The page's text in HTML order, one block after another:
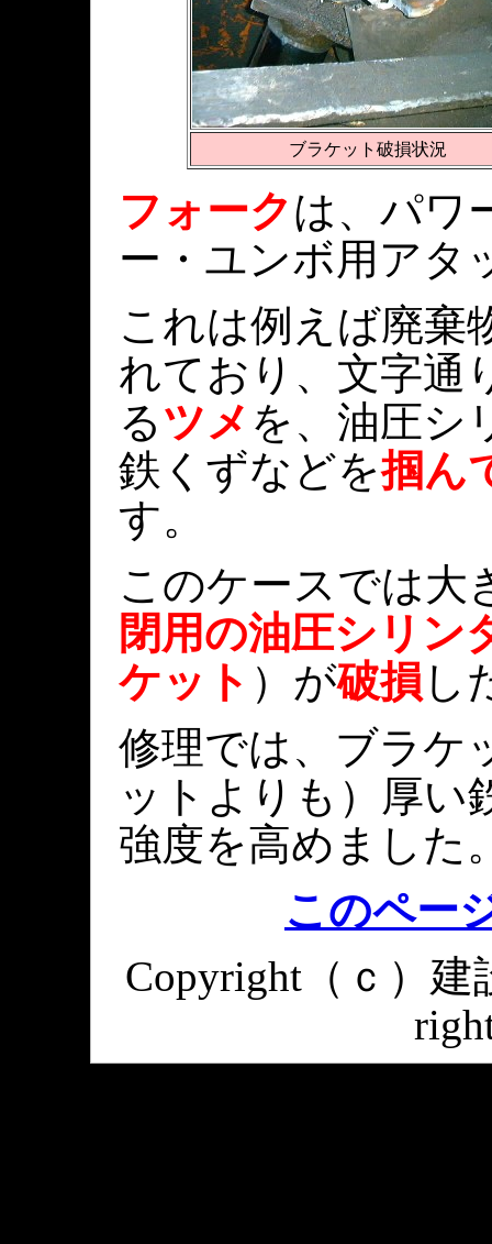
ブラケット破損状況
フォークは、パワ
ー・ユンボ用アタ
これは例えば廃棄
れており、文字通
るツメ を、油圧シ
鉄くずなどを掴ん
す。
このケースでは大
閉用の油圧シリン
ケット ）が破損 し
修理では、ブラケ
ットよりも）厚い
強度を高めました
このペー
Copyright（ｃ）